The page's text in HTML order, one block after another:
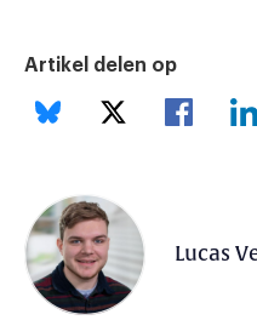
Artikel delen op
Lucas